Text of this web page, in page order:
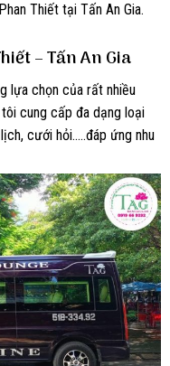
Thiết tại Tấn An Gia.
– Tấn An Gia
lựa chọn của rất nhiều
tôi cung cấp đa dạng loại
cưới hỏi…..đáp ứng nhu